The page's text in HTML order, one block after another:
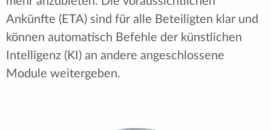
Ankünfte (ETA) sind für alle Beteiligten klar und
können automatisch Befehle der künstlichen
Intelligenz (KI) an andere angeschlossene
Module weitergeben.